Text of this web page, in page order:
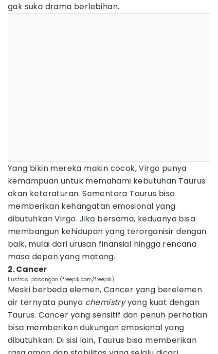
gak suka drama berlebihan.
Yang bikin mereka makin cocok, Virgo punya
kemampuan untuk memahami kebutuhan Taurus
akan keteraturan. Sementara Taurus bisa
memberikan kehangatan emosional yang
dibutuhkan Virgo. Jika bersama, keduanya bisa
membangun kehidupan yang terorganisir dengan
baik, mulai dari urusan finansial hingga rencana
masa depan yang matang.
2. Cancer
Ilustrasi pasangan (freepik.com/freepik)
Meski berbeda elemen, Cancer yang berelemen
air ternyata punya chemistryyang kuat dengan
Taurus. Cancer yang sensitif dan penuh perhatian
bisa memberikan dukungan emosional yang
dibutuhkan. Di sisi lain, Taurus bisa memberikan